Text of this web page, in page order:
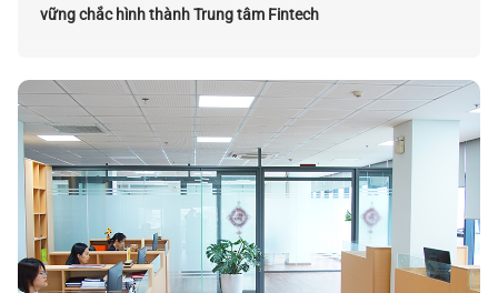
vững chắc hình thành Trung tâm Fintech